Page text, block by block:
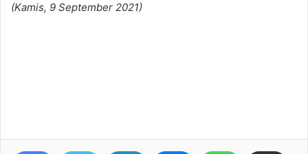
(Kamis, 9 September 2021)